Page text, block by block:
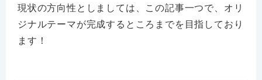
現状の方向性としましては、この記事一つで、オリ
ジナルテーマが完成するところまでを目指しており
ます！